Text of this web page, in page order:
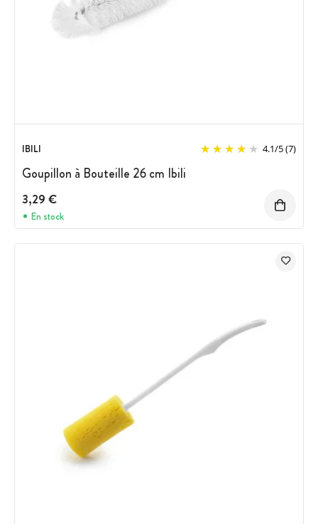
IBILI 4.1/5(7)
Goupillon à Bouteille 26 cm Ibili
3,29 €
En stock